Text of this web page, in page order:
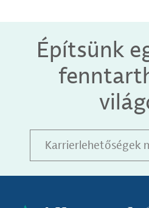
Építsünk
Karrierlehetőségek